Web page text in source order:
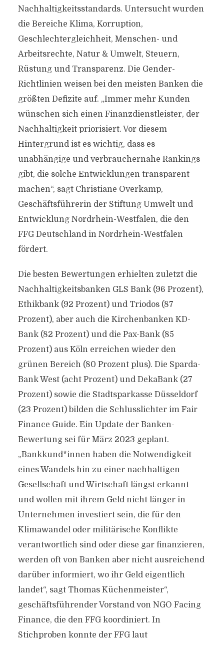
Nachhaltigkeitsstandards. Untersucht wurden
die Bereiche Klima, Korruption,
Geschlechtergleichheit, Menschen- und
Arbeitsrechte, Natur & Umwelt, Steuern,
Rüstung und Transparenz. Die Gender-
Richtlinien weisen bei den meisten Banken die
größten Defizite auf. „Immer mehr Kunden
wünschen sich einen Finanzdienstleister, der
Nachhaltigkeit priorisiert. Vor diesem
Hintergrund ist es wichtig, dass es
unabhängige und verbrauchernahe Rankings
gibt, die solche Entwicklungen transparent
machen“, sagt Christiane Overkamp,
Geschäftsführerin der Stiftung Umwelt und
Entwicklung Nordrhein-Westfalen, die den
FFG Deutschland in Nordrhein-Westfalen
fördert.
Die besten Bewertungen erhielten zuletzt die
Nachhaltigkeitsbanken GLS Bank (96 Prozent),
Ethikbank (92 Prozent) und Triodos (87
Prozent), aber auch die Kirchenbanken KD-
Bank (82 Prozent) und die Pax-Bank (85
Prozent) aus Köln erreichen wieder den
grünen Bereich (80 Prozent plus). Die Sparda-
Bank West (acht Prozent) und DekaBank (27
Prozent) sowie die Stadtsparkasse Düsseldorf
(23 Prozent) bilden die Schlusslichter im Fair
Finance Guide. Ein Update der Banken-
Bewertung sei für März 2023 geplant.
„Bankkund*innen haben die Notwendigkeit
eines Wandels hin zu einer nachhaltigen
Gesellschaft und Wirtschaft längst erkannt
und wollen mit ihrem Geld nicht länger in
Unternehmen investiert sein, die für den
Klimawandel oder militärische Konflikte
verantwortlich sind oder diese gar finanzieren,
werden oft von Banken aber nicht ausreichend
darüber informiert, wo ihr Geld eigentlich
landet“, sagt Thomas Küchenmeister“,
geschäftsführender Vorstand von NGO Facing
Finance, die den FFG koordiniert. In
Stichproben konnte der FFG laut